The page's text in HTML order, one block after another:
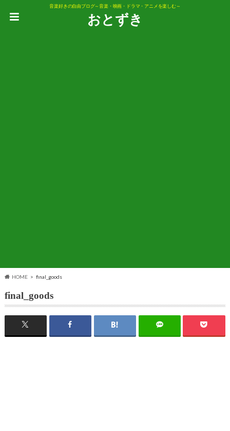
音楽好きの自由ブログ～音楽・映画・ドラマ・アニメを楽しむ～
おとずき
HOME final_goods
final_goods